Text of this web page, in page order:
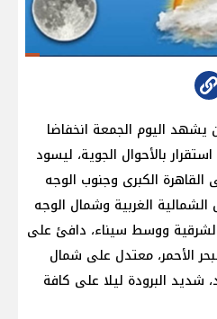
يشهد اليوم الجمعة انخفاضا
بالأحوال الجوية، ليسود
الكبرى وجنوب الوجه
الشمالية الغربية وشمال الوجه
الشرقية ووسط سيناء، دافئ على
الأحمر، معتدل على شمال
شديد البرودة ليلا على كافة